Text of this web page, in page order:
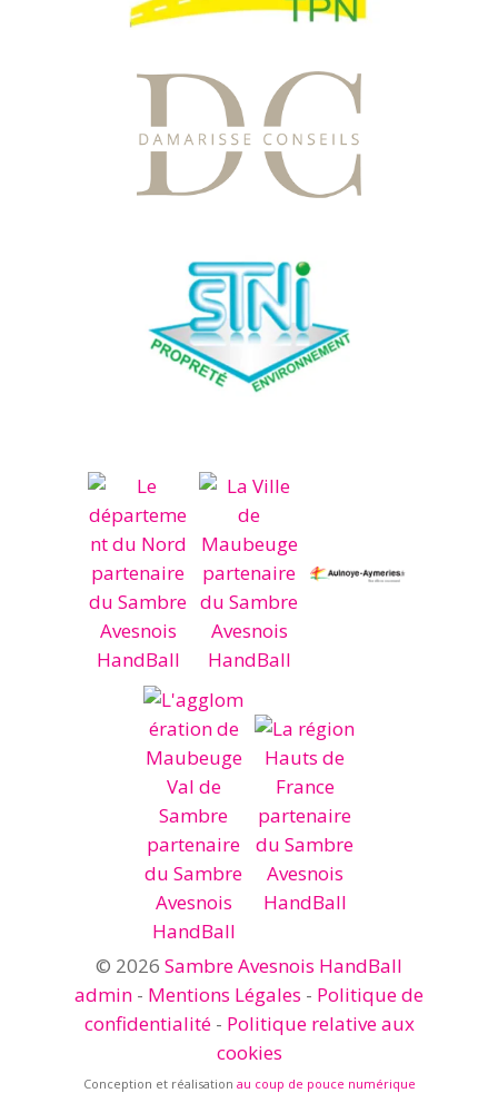
© 2026 Sambre Avesnois HandBall
admin - Mentions Légales - Politique de
confidentialité- Politique relative aux
cookies
Conception et réalisation au coup de pouce numérique